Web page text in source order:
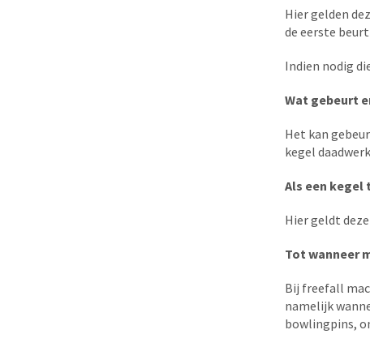
Hier gelden
de eerste
Indien nodig
Wat gebeurt
Het kan
kegel
Als een
Hier geldt
Tot wanneer
Bij freefall
namelijk
bowlingpins,